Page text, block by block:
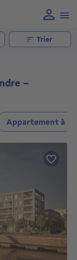
Trier
-
Appartement à